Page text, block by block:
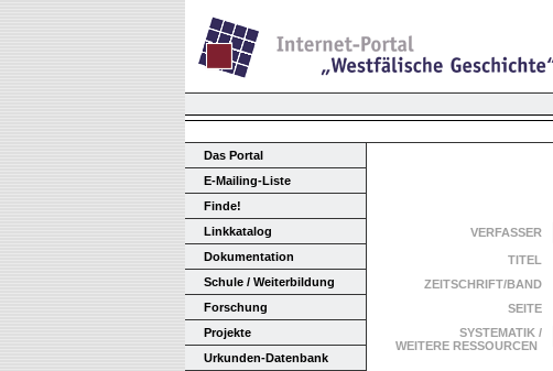
Das Portal
E-Mailing-Liste
Finde!
Linkkatalog
Dokumentation
Schule / Weiterbildung
Forschung
Projekte
Urkunden-Datenbank
VERFASSER
TITEL
ZEITSCHRIFT/BAND
SEITE
SYSTEMATIK /
WEITERE RESSOURCEN